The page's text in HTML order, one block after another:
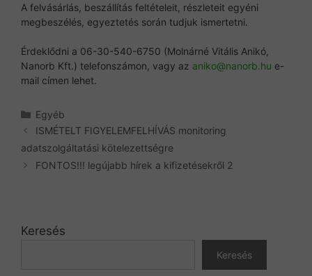
A felvásárlás, beszállítás feltételeit, részleteit egyéni
megbeszélés, egyeztetés során tudjuk ismertetni.
Érdeklődni a 06-30-540-6750 (Molnárné Vitális Anikó,
Nanorb Kft.) telefonszámon, vagy az aniko@nanorb.hu e-
mail címen lehet.
Kategória
Egyéb
ISMÉTELT FIGYELEMFELHÍVÁS monitoring
adatszolgáltatási kötelezettségre
FONTOS!!! legújabb hírek a kifizetésekről 2
Keresés
Keresés